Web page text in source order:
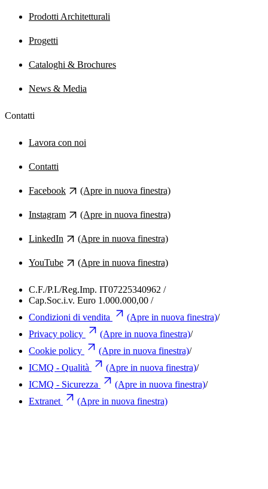
Prodotti Architetturali
Progetti
Cataloghi & Brochures
News & Media
Contatti
Lavora con noi
Contatti
Facebook (Apre in nuova finestra)
Instagram (Apre in nuova finestra)
LinkedIn (Apre in nuova finestra)
YouTube (Apre in nuova finestra)
C.F./P.I./Reg.Imp. IT07225340962 /
Cap.Soc.i.v. Euro 1.000.000,00 /
Condizioni di vendita
(Apre in nuova finestra)/
Privacy policy
(Apre in nuova finestra)/
Cookie policy
(Apre in nuova finestra)/
ICMQ - Qualità
(Apre in nuova finestra)/
ICMQ - Sicurezza
(Apre in nuova finestra)/
Extranet
(Apre in nuova finestra)